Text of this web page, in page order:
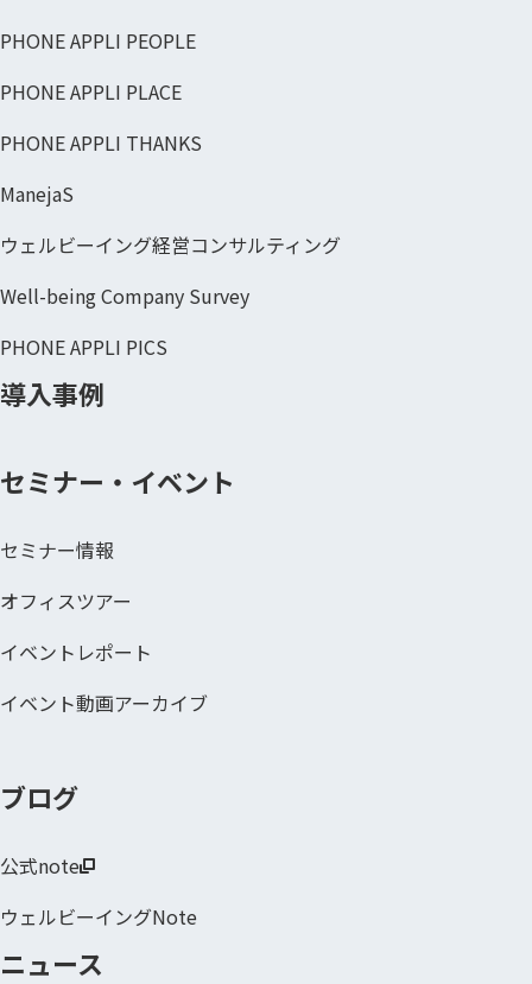
PHONE APPLI PEOPLE
PHONE APPLI PLACE
PHONE APPLI THANKS
ManejaS
ウェルビーイング経営コンサルティング
Well-being Company Survey
PHONE APPLI PICS
導入事例
セミナー・イベント
セミナー情報
オフィスツアー
イベントレポート
イベント動画アーカイブ
ブログ
公式note
ウェルビーイングNote
ニュース